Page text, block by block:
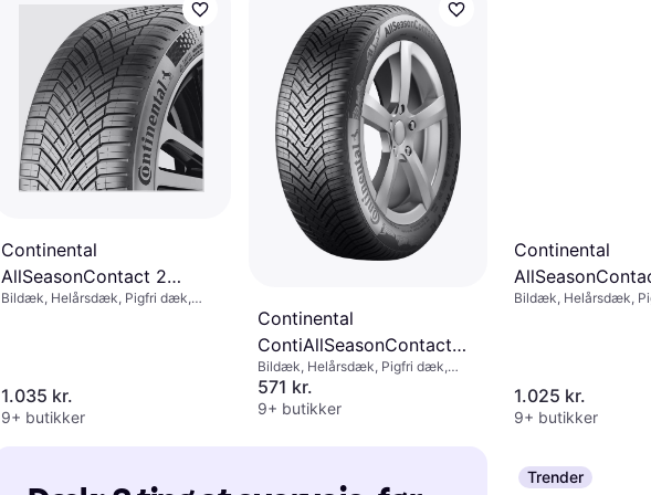
Continental
AllSeasonContact 2
215/55 R18 99V XL
Bildæk, Helårsdæk, Pigfri dæk,
1.035 kr.
9+ butikker
Continental
ContiAllSeasonContact
155/65 R14 75T
Bildæk, Helårsdæk, Pigfri dæk,
Størrelsesforhold 65 %,
Hastighedsindeks T (190 km/t)
571 kr.
9+ butikker
Continental
205/55 R17
Bildæk, Helårsdæk,
1.025 kr.
9+ butikker
Trender